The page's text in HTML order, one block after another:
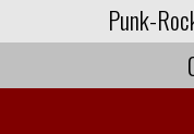
Punk-